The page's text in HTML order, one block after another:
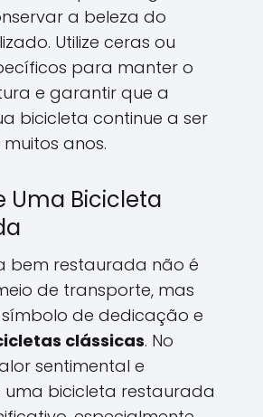
a beleza do
Utilize ceras ou
para manter o
e garantir que a
bicicleta continue a ser
anos.
Uma Bicicleta
bem restaurada não é
de transporte, mas
de dedicação e
clássicas. No
sentimental e
uma bicicleta restaurada